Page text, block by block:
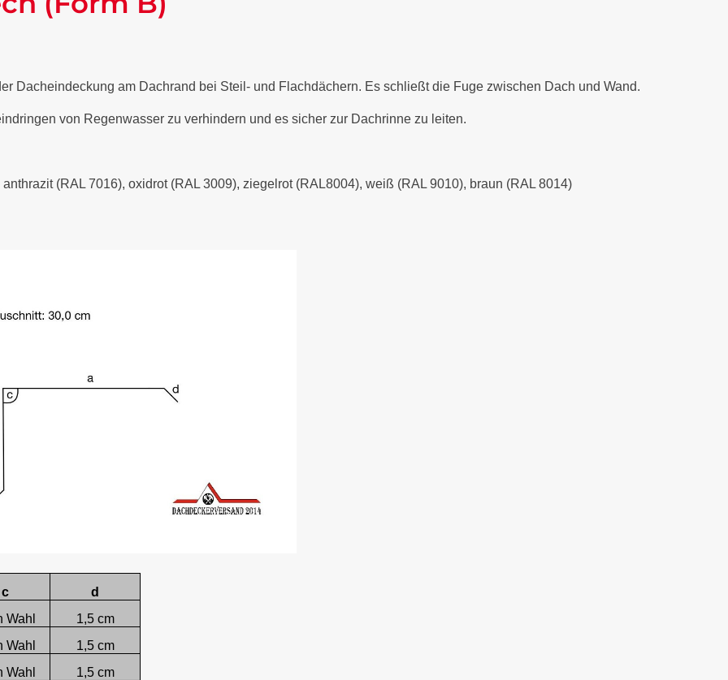
Dacheindeckung am Dachrand bei Steil- und Flachdächern. Es schließt die Fuge zwischen Dach und Wand.
von Regenwasser zu verhindern und es sicher zur Dachrinne zu leiten.
(RAL 7016), oxidrot (RAL 3009), ziegelrot (RAL8004), weiß (RAL 9010), braun (RAL 8014)
c
d
Wahl
1,5 cm
Wahl
1,5 cm
Wahl
1,5 cm